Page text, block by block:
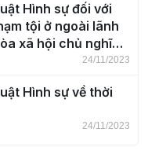
Hình sự đối với
tội ở ngoài lãnh
xã hội chủ nghĩa
24/11/2023
Hình sự về thời
24/11/2023